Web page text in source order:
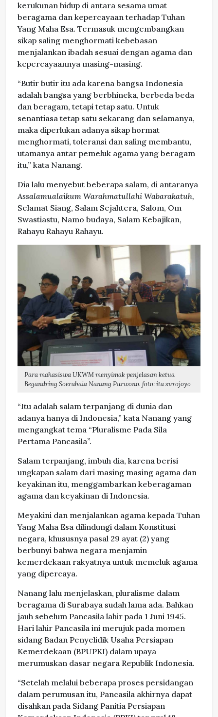
kerukunan hidup di antara sesama umat
beragama dan kepercayaan terhadap Tuhan
Yang Maha Esa. Termasuk mengembangkan
sikap saling menghormati kebebasan
menjalankan ibadah sesuai dengan agama dan
kepercayaannya masing-masing.
“Butir butir itu ada karena bangsa Indonesia
adalah bangsa yang berbhineka, berbeda beda
dan beragam, tetapi tetap satu. Untuk
senantiasa tetap satu sekarang dan selamanya,
maka diperlukan adanya sikap hormat
menghormati, toleransi dan saling membantu,
utamanya antar pemeluk agama yang beragam
itu,” kata Nanang.
Dia lalu menyebut beberapa salam, di antaranya
Assalamualaikum Warahmatullahi Wabarakatuh,
Selamat Siang, Salam Sejahtera, Salom, Om
Swastiastu, Namo budaya, Salam Kebajikan,
Rahayu Rahayu Rahayu.
Para mahasiswa UKWM menyimak penjelasan ketua
Begandring Soerabaia Nanang Purwono. foto: ita surojoyo
“Itu adalah salam terpanjang di dunia dan
adanya hanya di Indonesia,” kata Nanang yang
mengangkat tema “Pluralisme Pada Sila
Pertama Pancasila”.
Salam terpanjang, imbuh dia, karena berisi
ungkapan salam dari masing masing agama dan
keyakinan itu, menggambarkan keberagaman
agama dan keyakinan di Indonesia.
Meyakini dan menjalankan agama kepada Tuhan
Yang Maha Esa dilindungi dalam Konstitusi
negara, khususnya pasal 29 ayat (2) yang
berbunyi bahwa negara menjamin
kemerdekaan rakyatnya untuk memeluk agama
yang dipercaya.
Nanang lalu menjelaskan, pluralisme dalam
beragama di Surabaya sudah lama ada. Bahkan
jauh sebelum Pancasila lahir pada 1 Juni 1945.
Hari lahir Pancasila ini merujuk pada momen
sidang Badan Penyelidik Usaha Persiapan
Kemerdekaan (BPUPKI) dalam upaya
merumuskan dasar negara Republik Indonesia.
“Setelah melalui beberapa proses persidangan
dalam perumusan itu, Pancasila akhirnya dapat
disahkan pada Sidang Panitia Persiapan